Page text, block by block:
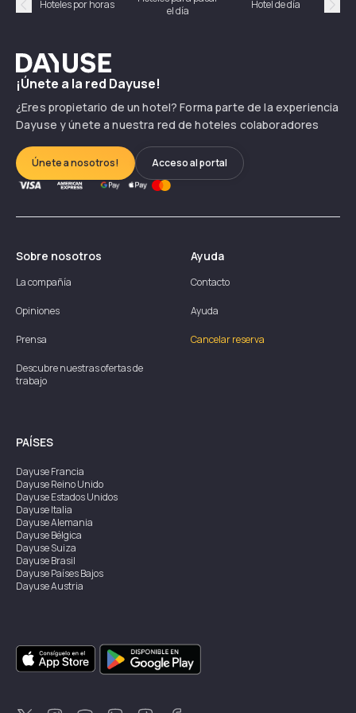
Précédent
Hoteles por horas
el día
Hotel de día
Dayuse
¡Únete a la red Dayuse!
¿Eres propietario de un hotel? Forma parte de la experiencia
Dayuse y únete a nuestra red de hoteles colaboradores
Únete a nosotros! Acceso al portal
Sobre nosotros
La compañía
Opiniones
Prensa
Descubre nuestras ofertas de
trabajo
Ayuda
Contacto
Ayuda
Cancelar reserva
PAÍSES
DayuseFrancia
DayuseReino Unido
DayuseEstados Unidos
DayuseItalia
DayuseAlemania
DayuseBélgica
DayuseSuiza
DayuseBrasil
DayusePaíses Bajos
DayuseAustria
DayuseSingapur
DayuseSuecia
DayuseTailandia